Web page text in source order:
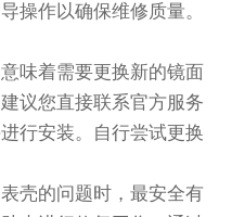
操作以确保维修质量。
着需要更换新的镜面
议您直接联系官方服务
行安装。自行尝试更换
的问题时，最安全有